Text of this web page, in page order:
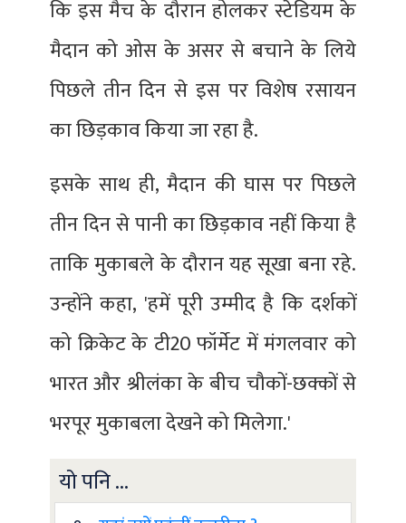
कि इस मैच के दौरान होलकर स्टेडियम के
मैदान को ओस के असर से बचाने के लिये
पिछले तीन दिन से इस पर विशेष रसायन
का छिड़काव किया जा रहा है.
इसके साथ ही, मैदान की घास पर पिछले
तीन दिन से पानी का छिड़काव नहीं किया है
ताकि मुकाबले के दौरान यह सूखा बना रहे.
उन्होंने कहा, 'हमें पूरी उम्मीद है कि दर्शकों
को क्रिकेट के टी20 फॉर्मेट में मंगलवार को
भारत और श्रीलंका के बीच चौकों-छक्कों से
भरपूर मुकाबला देखने को मिलेगा.'
यो पनि ...